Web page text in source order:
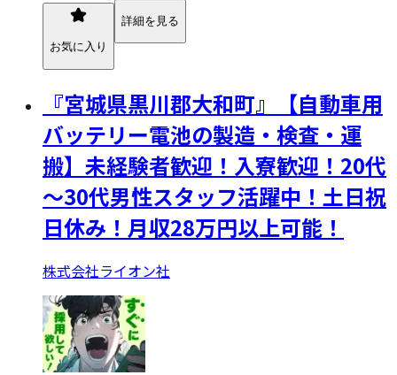
お気に入り
詳細を見る
『宮城県黒川郡大和町』【自動車用
バッテリー電池の製造・検査・運
搬】未経験者歓迎！入寮歓迎！20代
～30代男性スタッフ活躍中！土日祝
日休み！月収28万円以上可能！
株式会社ライオン社